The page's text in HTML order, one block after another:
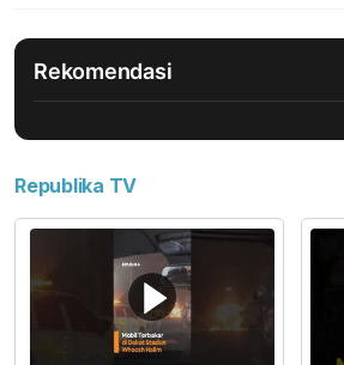
Rekomendasi
Republika TV